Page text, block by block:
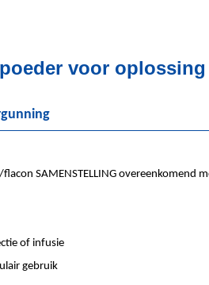
voor
SAMENSTELLING overeenkomend
of infusie
gebruik